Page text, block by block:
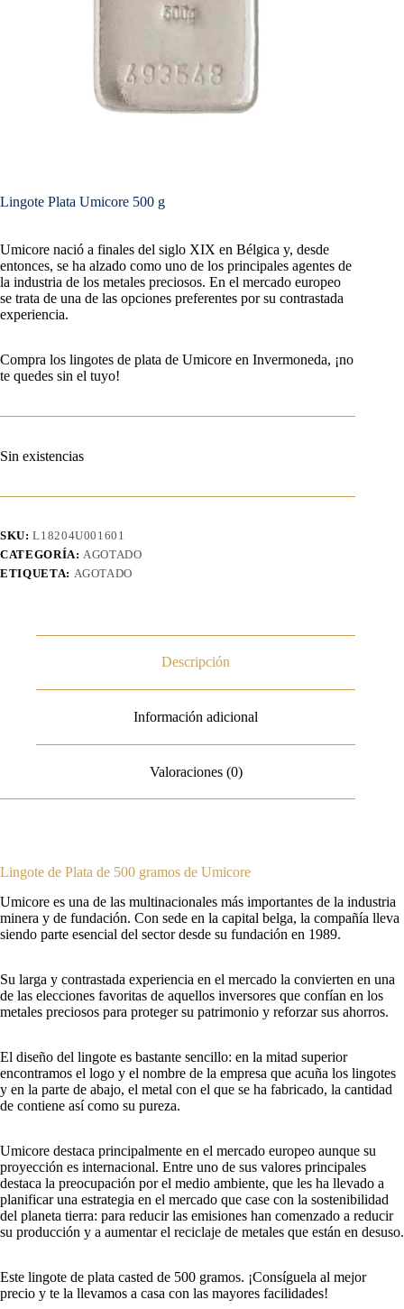
Lingote Plata Umicore 500 g
Umicore nació a finales del siglo XIX en Bélgica y, desde
entonces, se ha alzado como uno de los principales agentes de
la industria de los metales preciosos. En el mercado europeo
se trata de una de las opciones preferentes por su contrastada
experiencia.
Compra los lingotes de plata de Umicore en Invermoneda, ¡no
te quedes sin el tuyo!
Sin existencias
SKU:L18204U001601
CATEGORÍA: AGOTADO
ETIQUETA: AGOTADO
Descripción
Información adicional
Valoraciones (0)
Lingote de Plata de 500 gramos de Umicore
Umicore es una de las multinacionales más importantes de la industria
minera y de fundación. Con sede en la capital belga, la compañía lleva
siendo parte esencial del sector desde su fundación en 1989.
Su larga y contrastada experiencia en el mercado la convierten en una
de las elecciones favoritas de aquellos inversores que confían en los
metales preciosos para proteger su patrimonio y reforzar sus ahorros.
El diseño del lingote es bastante sencillo: en la mitad superior
encontramos el logo y el nombre de la empresa que acuña los lingotes
y en la parte de abajo, el metal con el que se ha fabricado, la cantidad
de contiene así como su pureza.
Umicore destaca principalmente en el mercado europeo aunque su
proyección es internacional. Entre uno de sus valores principales
destaca la preocupación por el medio ambiente, que les ha llevado a
planificar una estrategia en el mercado que case con la sostenibilidad
del planeta tierra: para reducir las emisiones han comenzado a reducir
su producción y a aumentar el reciclaje de metales que están en desuso.
Este lingote de plata casted de 500 gramos. ¡Consíguela al mejor
precio y te la llevamos a casa con las mayores facilidades!